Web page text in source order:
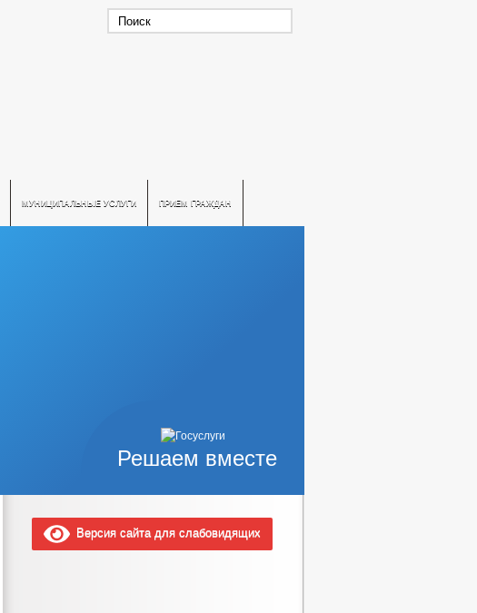
МУНИЦИПАЛЬНЫЕ УСЛУГИ ПРИЕМ ГРАЖДАН
Решаем вместе
Версия сайта для слабовидящих